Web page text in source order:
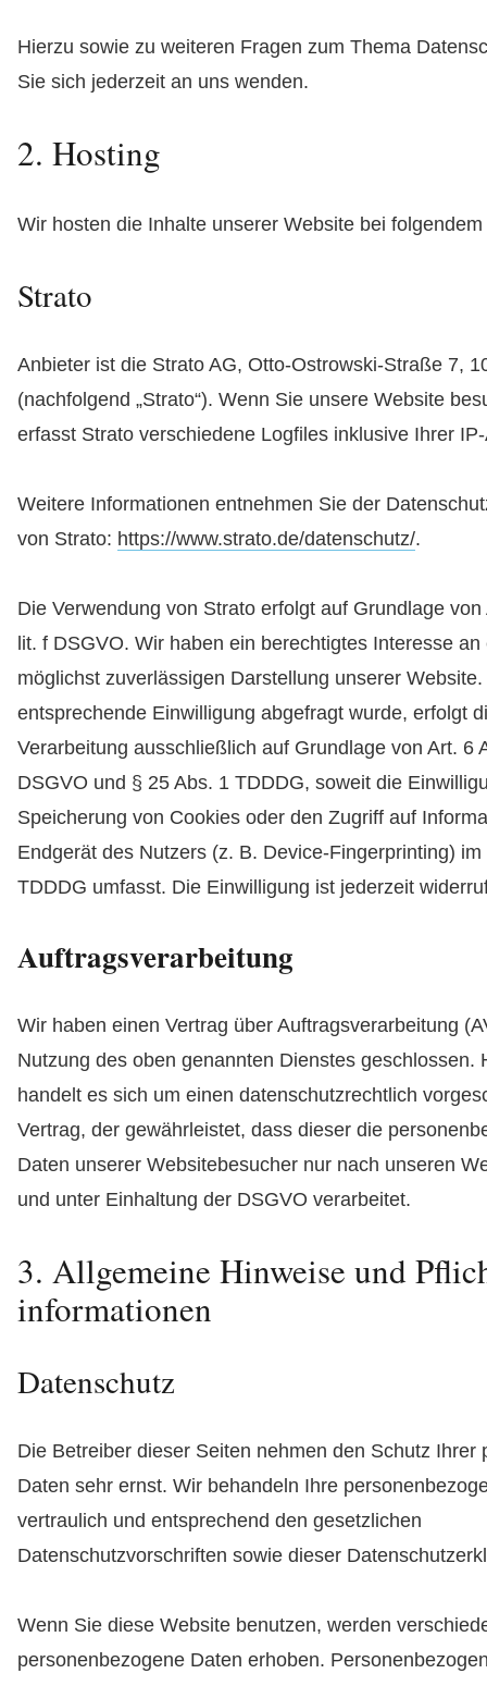
Hierzu sowie zu weiteren Fragen zum Thema
Sie sich jederzeit an uns wenden.
2. Hosting
Wir hosten die Inhalte unserer Website bei
Strato
Anbieter ist die Strato AG, Otto-Ostrowski-Straße 7,
(nachfolgend „Strato“). Wenn Sie unsere Website
erfasst Strato verschiedene Logfiles inklusive Ihrer
Weitere Informationen entnehmen Sie der
von Strato: https://www.strato.de/datenschutz/.
Die Verwendung von Strato erfolgt auf Grundlage von
lit. f DSGVO. Wir haben ein berechtigtes Interesse an
möglichst zuverlässigen Darstellung unserer
entsprechende Einwilligung abgefragt wurde, erfolgt
Verarbeitung ausschließlich auf Grundlage von Art. 6
DSGVO und § 25 Abs. 1 TDDDG, soweit die
Speicherung von Cookies oder den Zugriff auf
Endgerät des Nutzers (z. B. Device-Fingerprinting)
TDDDG umfasst. Die Einwilligung ist jederzeit
Auftragsverarbeitung
Wir haben einen Vertrag über Auftragsverarbeitung
Nutzung des oben genannten Dienstes geschlossen.
handelt es sich um einen datenschutzrechtlich
Vertrag, der gewährleistet, dass dieser die
Daten unserer Websitebesucher nur nach unseren
und unter Einhaltung der DSGVO verarbeitet.
3. Allgemeine Hinweise und
informationen
Datenschutz
Die Betreiber dieser Seiten nehmen den Schutz Ihrer
Daten sehr ernst. Wir behandeln Ihre
vertraulich und entsprechend den gesetzlichen
Datenschutzvorschriften sowie dieser
Wenn Sie diese Website benutzen, werden
personenbezogene Daten erhoben.